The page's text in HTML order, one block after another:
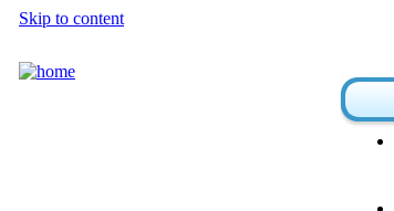
Skip to content